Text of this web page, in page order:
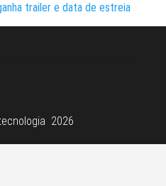
trailer e data de estreia
2026